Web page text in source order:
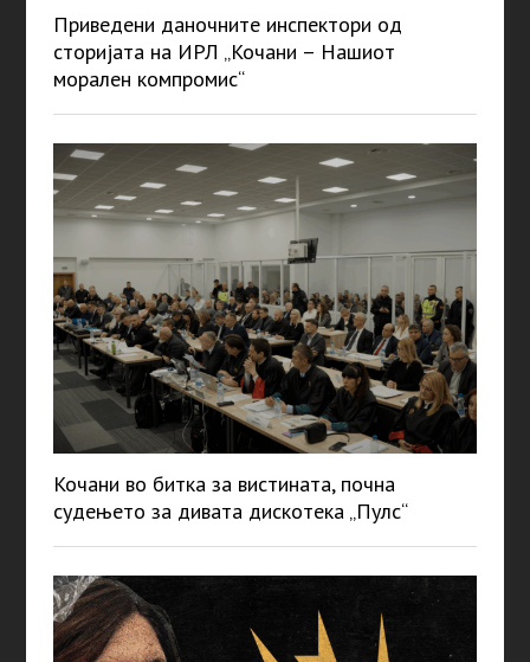
Приведени даночните инспектори од
сторијата на ИРЛ „Кочани – Нашиот
морален компромис“
Кочани во битка за вистината, почна
судењето за дивата дискотека „Пулс“